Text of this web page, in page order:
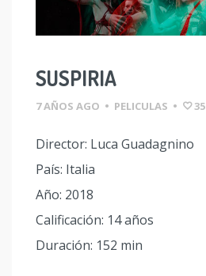
SUSPIRIA
7 AÑOS AGO • PELICULAS • 35
Director: Luca Guadagnino
País: Italia
Año: 2018
Calificación: 14 años
Duración: 152 min